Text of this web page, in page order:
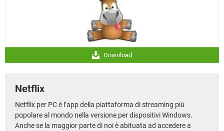
Download
Netflix
Netflix per PC è l’app della piattaforma di streaming più
popolare al mondo nella versione per dispositivi Windows.
Anche se la maggior parte di noi è abituata ad accedere a